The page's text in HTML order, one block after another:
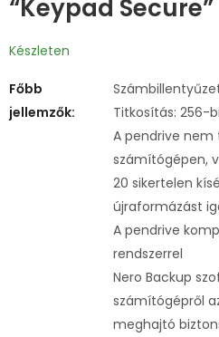
“Keypad Secure”
Készleten
Főbb
jellemzők:
Titkosítás: 256-
A pendrive nem
számítógépen,
20 sikertelen
újraformázást
A pendrive
rendszerrel
Nero Backup
számítógépről
meghajtó